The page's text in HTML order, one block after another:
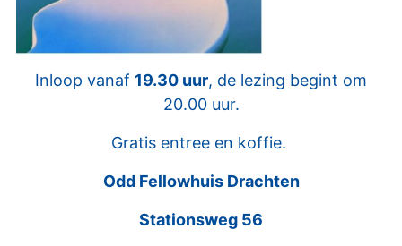
Inloop vanaf 19.30 uur, de lezing begint om
20.00 uur.
Gratis entree en koffie.
Odd Fellowhuis Drachten
Stationsweg 56